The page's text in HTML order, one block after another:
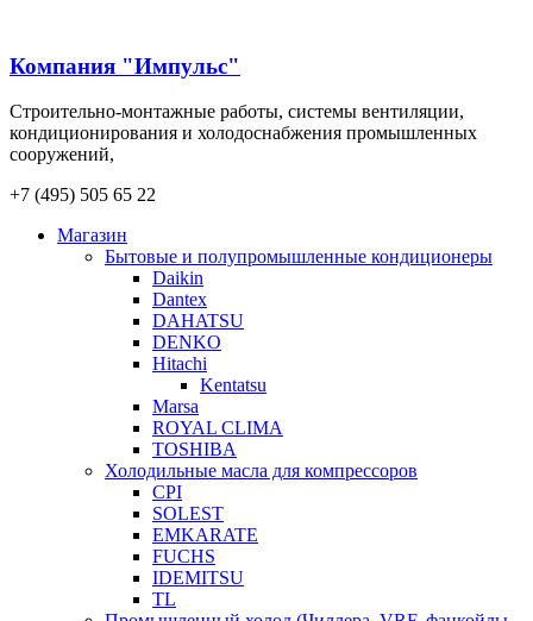
Компания "Импульс"
Строительно-монтажные работы, системы вентиляции,
кондиционирования и холодоснабжения промышленных
сооружений,
+7 (495) 505 65 22
Магазин
Бытовые и полупромышленные кондиционеры
Daikin
Dantex
DAHATSU
DENKO
Hitachi
Kentatsu
Marsa
ROYAL CLIMA
TOSHIBA
Холодильные масла для компрессоров
CPI
SOLEST
EMKARATE
FUCHS
IDEMITSU
TL